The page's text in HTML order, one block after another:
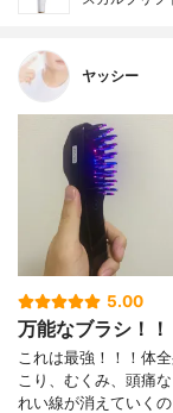
ヤッシー
5.00
万能なブラシ！！
これは最強！！！体
こり、むくみ、頭痛
れい線が消えていく